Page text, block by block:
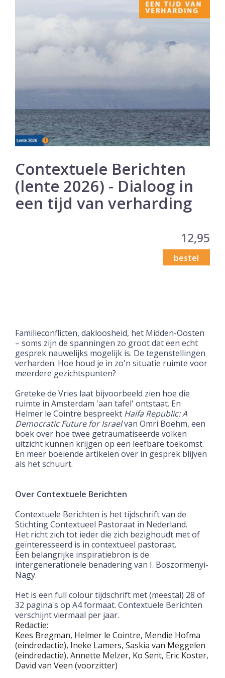
Contextuele Berichten
(lente 2026) - Dialoog in
een tijd van verharding
12,95
bestel
Familieconflicten, dakloosheid, het Midden-Oosten
– soms zijn de spanningen zo groot dat een echt
gesprek nauwelijks mogelijk is. De tegenstellingen
verharden. Hoe houd je in zo'n situatie ruimte voor
meerdere gezichtspunten?
Greteke de Vries laat bijvoorbeeld zien hoe die
ruimte in Amsterdam 'aan tafel' ontstaat. En
Helmer le Cointre bespreekt Haifa Republic: A
Democratic Future for Israelvan Omri Boehm, een
boek over hoe twee getraumatiseerde volken
uitzicht kunnen krijgen op een leefbare toekomst.
En meer boeiende artikelen over in gesprek blijven
als het schuurt.
Over Contextuele Berichten
Contextuele Berichten is het tijdschrift van de
Stichting Contextueel Pastoraat in Nederland.
Het richt zich tot ieder die zich bezighoudt met of
geïnteresseerd is in contextueel pastoraat.
Een belangrijke inspiratiebron is de
intergenerationele benadering van I. Boszormenyi-
Nagy.
Het is een full colour tijdschrift met (meestal) 28 of
32 pagina's op A4 formaat. Contextuele Berichten
verschijnt viermaal per jaar.
Redactie:
Kees Bregman, Helmer le Cointre, Mendie Hofma
(eindredactie), Ineke Lamers, Saskia van Meggelen
(eindredactie), Annette Melzer, Ko Sent, Eric Koster,
David van Veen (voorzitter)